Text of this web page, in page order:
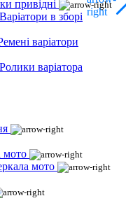
привідні
Варіатори в зборі
варіатори
Ролики варіатора
мото
мото